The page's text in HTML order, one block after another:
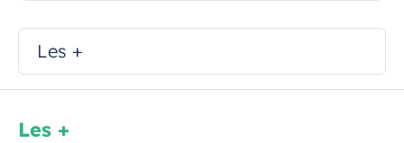
Les +
Les +